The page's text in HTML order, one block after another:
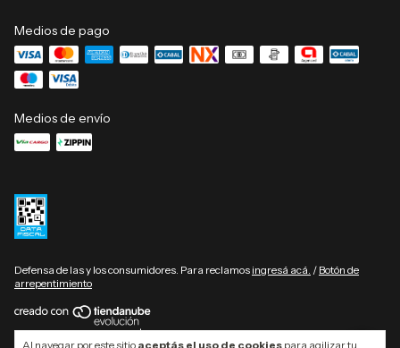
Al navegar por este sitio aceptás el uso de cookies para agilizar tu
Medios de pago
Medios de envío
Defensa de las y los consumidores. Para reclamos ingresá acá. / Botón de
arrepentimiento
Copyright GIFT Collection | Muebles de diseño - 2026. Todos los derechos